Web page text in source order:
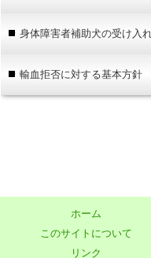
身体障害者補助犬の受け入
輸血拒否に対する基本方針
ホーム
このサイトについて
リンク